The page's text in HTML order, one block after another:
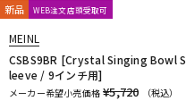
新品 WEB注文店頭受取可
MEINL
CSBS9BR [Crystal Singing Bowl S
leeve / 9インチ用]
メーカー希望小売価格 ¥5,720
（税込）